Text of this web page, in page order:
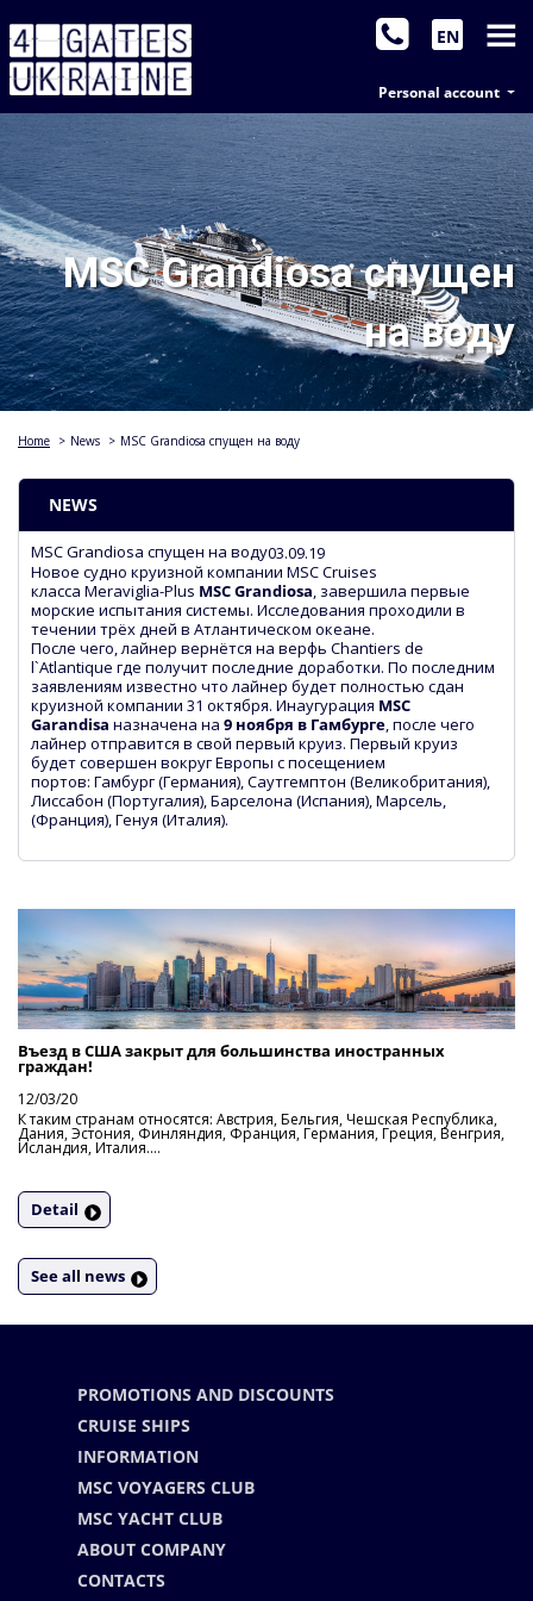
Personal account
EN
MSC Grandiosa спущен
на воду
Home > News > MSC Grandiosa спущен на воду
NEWS
MSC Grandiosa спущен на воду03.09.19
Новое судно круизной компании MSC Cruises
класса Meraviglia-Plus MSC Grandiosa, завершила первые
морские испытания системы. Исследования проходили в
течении трёх дней в Атлантическом океане.
После чего, лайнер вернётся на верфь Chantiers de
l`Atlantique где получит последние доработки. По последним
заявлениям известно что лайнер будет полностью сдан
круизной компании 31 октября. Инаугурация MSC
Garandisa назначена на 9 ноября в Гамбурге, после чего
лайнер отправится в свой первый круиз. Первый круиз
будет совершен вокруг Европы с посещением
портов: Гамбург (Германия), Саутгемптон (Великобритания),
Лиссабон (Португалия), Барселона (Испания), Марсель,
(Франция), Генуя (Италия).
Въезд в США закрыт для большинства иностранных
граждан!
12/03/20
К таким странам относятся: Австрия, Бельгия, Чешская Республика,
Дания, Эстония, Финляндия, Франция, Германия, Греция, Венгрия,
Исландия, Италия....
Detail
See all news
PROMOTIONS AND DISCOUNTS
CRUISE SHIPS
INFORMATION
MSC VOYAGERS CLUB
MSC YACHT CLUB
ABOUT COMPANY
CONTACTS